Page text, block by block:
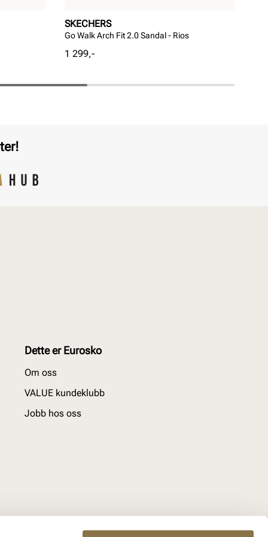
SKECHERS
Go Walk Arch Fit 2.0 Sandal - Rios
Pris
1 299,-
Dette er Eurosko
Om oss
VALUE kundeklubb
Jobb hos oss